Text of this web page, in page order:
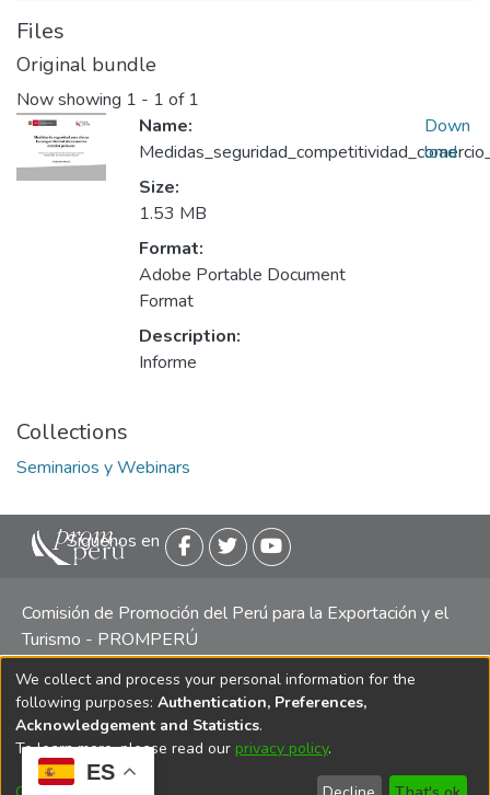
ES
Files
Original bundle
Now showing 1 - 1 of 1
Name:
Size:
1.53 MB
Format:
Adobe Portable Document
Format
Description:
Informe
Down
load
Collections
Seminarios y Webinars
Siguenos en
Comisión de Promoción del Perú para la Exportación y el
Turismo - PROMPERÚ
Central telefónica: (511) 616 7300 / 616 7400 Calle Uno
Oeste 50, Edificio Mincetur, Pisos 13 y 14, San Isidro -
Lima
We collect and process your personal information for the
following purposes: Authentication, Preferences,
Acknowledgement and Statistics.
To learn more, please read our privacy policy.